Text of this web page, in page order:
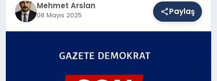
EĞITIM
Mehmet Arslan
08 Mayıs 2025 Paylaş